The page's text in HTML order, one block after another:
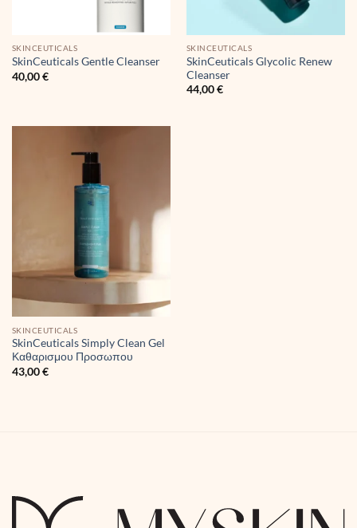
SKINCEUTICALS
SkinCeuticals Gentle Cleanser
40,00€
SKINCEUTICALS
SkinCeuticals Glycolic Renew
Cleanser
44,00€
SKINCEUTICALS
SkinCeuticals Simply Clean Gel
Καθαρισμου Προσωπου
43,00€